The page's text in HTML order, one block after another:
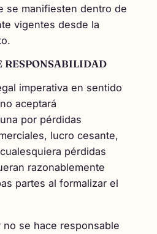
se manifiesten dentro de
vigentes desde la
RESPONSABILIDAD
imperativa en sentido
aceptará
por pérdidas
lucro cesante,
pérdidas
razonablemente
partes al formalizar el
no se hace responsable